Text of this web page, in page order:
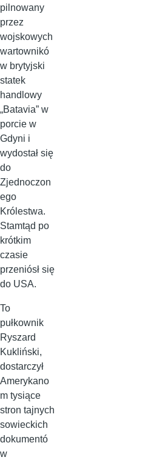
pilnowany
przez
wojskowych
wartownikó
w brytyjski
statek
handlowy
„Batavia” w
porcie w
Gdyni i
wydostał się
do
Zjednoczon
ego
Królestwa.
Stamtąd po
krótkim
czasie
przeniósł się
do USA.
To
pułkownik
Ryszard
Kukliński,
dostarczył
Amerykano
m tysiące
stron tajnych
sowieckich
dokumentó
w